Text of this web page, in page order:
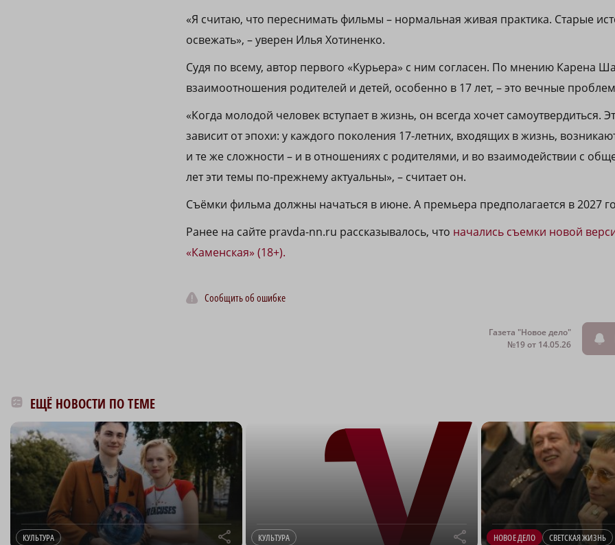
«Я считаю, что переснимать фильмы – нормальная живая практика. Старые
освежать», – уверен Илья Хотиненко.
Судя по всему, автор первого «Курьера» с ним согласен. По мнению Карена
взаимоотношения родителей и детей, особенно в 17 лет, – это вечные
«Когда молодой человек вступает в жизнь, он всегда хочет самоутвердиться.
зависит от эпохи: у каждого поколения 17-летних, входящих в жизнь,
и те же сложности – и в отношениях с родителями, и во взаимодействии с
лет эти темы по-прежнему актуальны», – считает он.
Съёмки фильма должны начаться в июне. А премьера предполагается в 2027
Ранее на сайте pravda-nn.ru рассказывалось, что начались съемки новой
«Каменская» (18+).
Сообщить об ошибке
Газета "Новое дело"
№19 от 14.05.26
ЕЩЁ НОВОСТИ ПО ТЕМЕ
КУЛЬТУРА r КУЛЬТУРА r НОВОЕ ДЕЛО СВЕТСКАЯ ЖИЗНЬ